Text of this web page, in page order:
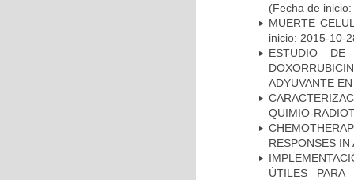
(Fecha de
MUERTE
inicio: 2015-10-
ESTUDIO DE
ADYUVANTE
QUIMIO-
RESPONSES IN
ÚTILES